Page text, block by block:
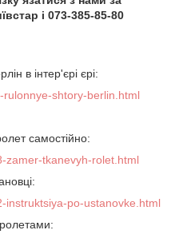
і 073-385-85-80
в інтер'єрі єрі:
shtory-berlin.html
самостійно:
zamer-tkanevyh-rolet.html
instruktsiya-po-ustanovke.html